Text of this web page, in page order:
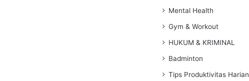
Mental Health
Gym & Workout
HUKUM & KRIMINAL
Badminton
Tips Produktivitas Harian